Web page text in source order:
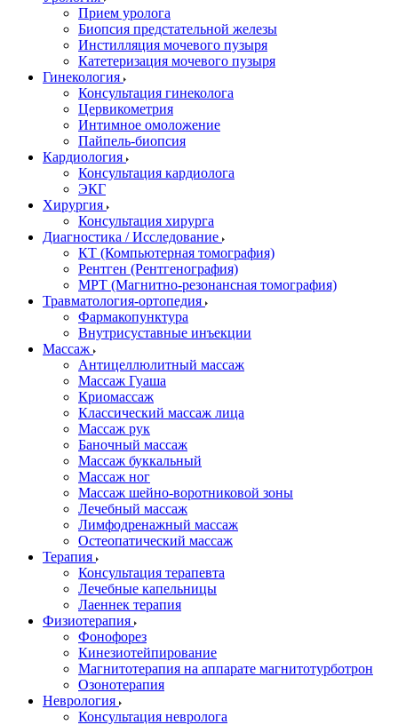
Прием уролога
Биопсия предстательной железы
Инстилляция мочевого пузыря
Катетеризация мочевого пузыря
Гинекология
Консультация гинеколога
Цервикометрия
Интимное омоложение
Пайпель-биопсия
Кардиология
Консультация кардиолога
ЭКГ
Хирургия
Консультация хирурга
Диагностика / Исследование
КТ (Компьютерная томография)
Рентген (Рентгенография)
МРТ (Магнитно-резонансная томография)
Травматология-ортопедия
Фармакопунктура
Внутрисуставные инъекции
Массаж
Антицеллюлитный массаж
Массаж Гуаша
Криомассаж
Классический массаж лица
Массаж рук
Баночный массаж
Массаж буккальный
Массаж ног
Массаж шейно-воротниковой зоны
Лечебный массаж
Лимфодренажный массаж
Остеопатический массаж
Терапия
Консультация терапевта
Лечебные капельницы
Лаеннек терапия
Физиотерапия
Фонофорез
Кинезиотейпирование
Магнитотерапия на аппарате магнитотурботрон
Озонотерапия
Неврология
Консультация невролога